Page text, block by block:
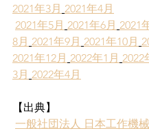
2021年3月 2021年4月
2021年5月 2021年6月 2021
8月 2021年9月 2021年10月
2021年12月 2022年1月 2022
3月 2022年4月
【出典】
一般社団法人 日本工作機